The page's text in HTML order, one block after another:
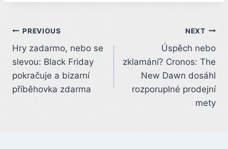
Post
navigation
PREVIOUS
Hry zadarmo, nebo se
slevou: Black Friday
pokračuje a bizarní
příběhovka zdarma
NEXT
Úspěch nebo
zklamání? Cronos: The
New Dawn dosáhl
rozporuplné prodejní
mety